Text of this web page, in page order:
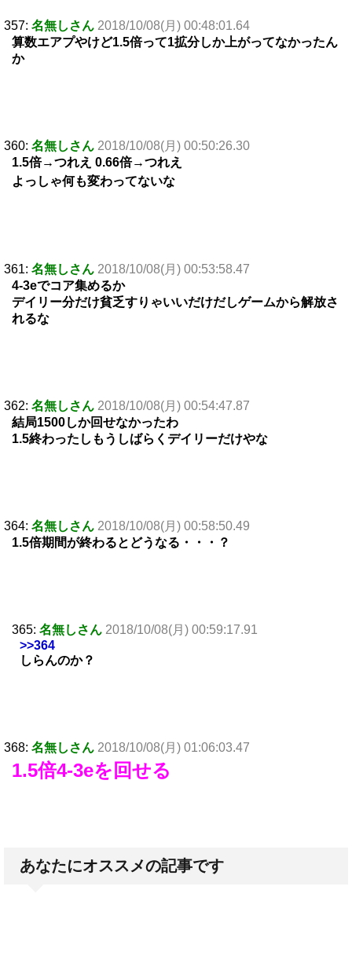
357: 名無しさん 2018/10/08(月) 00:48:01.64
算数エアプやけど1.5倍って1拡分しか上がってなかったん
か
360: 名無しさん 2018/10/08(月) 00:50:26.30
1.5倍→つれえ 0.66倍→つれえ
よっしゃ何も変わってないな
361: 名無しさん 2018/10/08(月) 00:53:58.47
4-3eでコア集めるか
デイリー分だけ貧乏すりゃいいだけだしゲームから解放さ
れるな
362: 名無しさん 2018/10/08(月) 00:54:47.87
結局1500しか回せなかったわ
1.5終わったしもうしばらくデイリーだけやな
364: 名無しさん 2018/10/08(月) 00:58:50.49
1.5倍期間が終わるとどうなる・・・？
365: 名無しさん 2018/10/08(月) 00:59:17.91
>>364
しらんのか？
368: 名無しさん 2018/10/08(月) 01:06:03.47
1.5倍4-3eを回せる
あなたにオススメの記事です